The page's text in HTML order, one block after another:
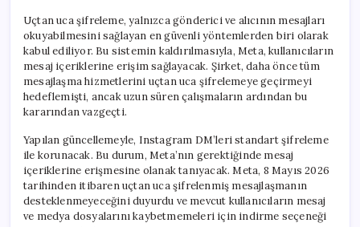
Uçtan uca şifreleme, yalnızca gönderici ve alıcının mesajları
okuyabilmesini sağlayan en güvenli yöntemlerden biri olarak
kabul ediliyor. Bu sistemin kaldırılmasıyla, Meta, kullanıcıların
mesaj içeriklerine erişim sağlayacak. Şirket, daha önce tüm
mesajlaşma hizmetlerini uçtan uca şifrelemeye geçirmeyi
hedeflemişti, ancak uzun süren çalışmaların ardından bu
kararından vazgeçti.
Yapılan güncellemeyle, Instagram DM’leri standart şifreleme
ile korunacak. Bu durum, Meta’nın gerektiğinde mesaj
içeriklerine erişmesine olanak tanıyacak. Meta, 8 Mayıs 2026
tarihinden itibaren uçtan uca şifrelenmiş mesajlaşmanın
desteklenmeyeceğini duyurdu ve mevcut kullanıcıların mesaj
ve medya dosyalarını kaybetmemeleri için indirme seçeneği